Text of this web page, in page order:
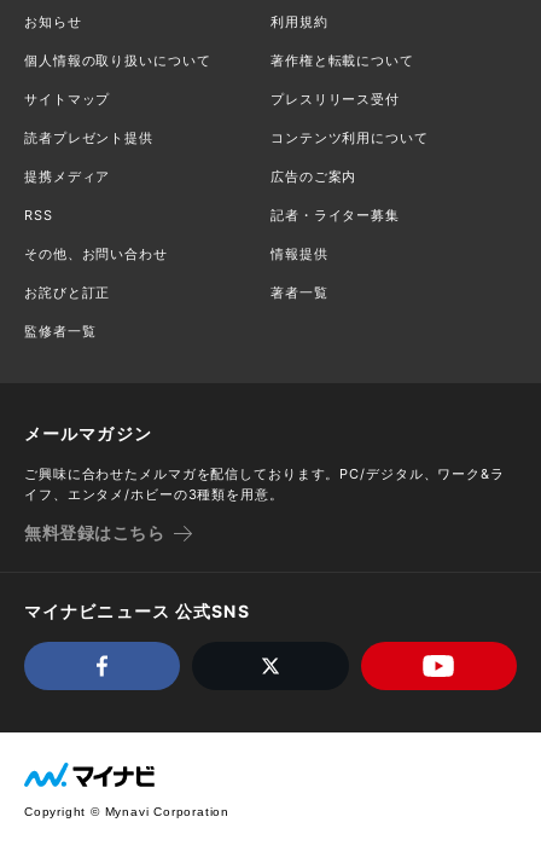
お知らせ 利用規約
個人情報の取り扱いについて 著作権と転載について
サイトマップ プレスリリース受付
読者プレゼント提供 コンテンツ利用について
提携メディア 広告のご案内
RSS 記者・ライター募集
その他、お問い合わせ 情報提供
お詫びと訂正 著者一覧
監修者一覧
メールマガジン
ご興味に合わせたメルマガを配信しております。PC/デジタル、ワーク&ラ
イフ、エンタメ/ホビーの3種類を用意。
無料登録はこちら
マイナビニュース 公式SNS
Copyright © Mynavi Corporation